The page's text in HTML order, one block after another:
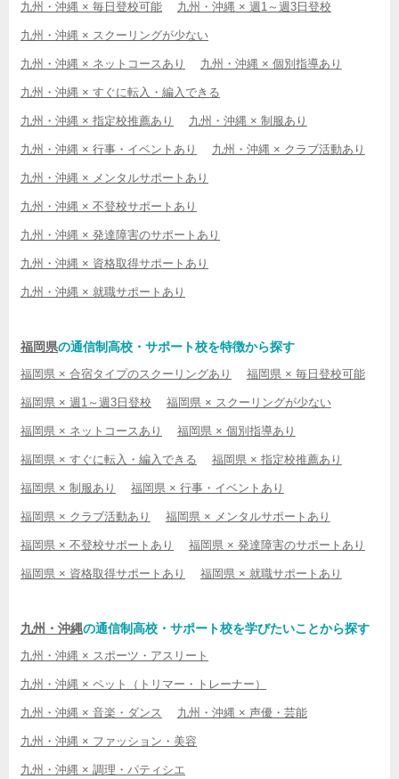
九州・沖縄 × 毎日登校可能 九州・沖縄 × 週1～週3日登校
九州・沖縄 × スクーリングが少ない
九州・沖縄 × ネットコースあり 九州・沖縄 × 個別指導あり
九州・沖縄 × すぐに転入・編入できる
九州・沖縄 × 指定校推薦あり 九州・沖縄 × 制服あり
九州・沖縄 × 行事・イベントあり 九州・沖縄 × クラブ活動あり
九州・沖縄 × メンタルサポートあり
九州・沖縄 × 不登校サポートあり
九州・沖縄 × 発達障害のサポートあり
九州・沖縄 × 資格取得サポートあり
九州・沖縄 × 就職サポートあり
福岡県の通信制高校・サポート校を特徴から探す
福岡県 × 合宿タイプのスクーリングあり 福岡県 × 毎日登校可能
福岡県 × 週1～週3日登校 福岡県 × スクーリングが少ない
福岡県 × ネットコースあり 福岡県 × 個別指導あり
福岡県 × すぐに転入・編入できる 福岡県 × 指定校推薦あり
福岡県 × 制服あり 福岡県 × 行事・イベントあり
福岡県 × クラブ活動あり 福岡県 × メンタルサポートあり
福岡県 × 不登校サポートあり 福岡県 × 発達障害のサポートあり
福岡県 × 資格取得サポートあり 福岡県 × 就職サポートあり
九州・沖縄の通信制高校・サポート校を学びたいことから探す
九州・沖縄 × スポーツ・アスリート
九州・沖縄 × ペット（トリマー・トレーナー）
九州・沖縄 × 音楽・ダンス 九州・沖縄 × 声優・芸能
九州・沖縄 × ファッション・美容
九州・沖縄 × 調理・パティシエ